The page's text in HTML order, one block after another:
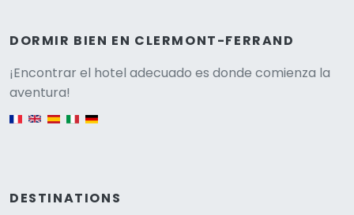
DORMIR BIEN EN CLERMONT-FERRAND
¡Encontrar el hotel adecuado es donde comienza la
aventura!
English version
DESTINATIONS